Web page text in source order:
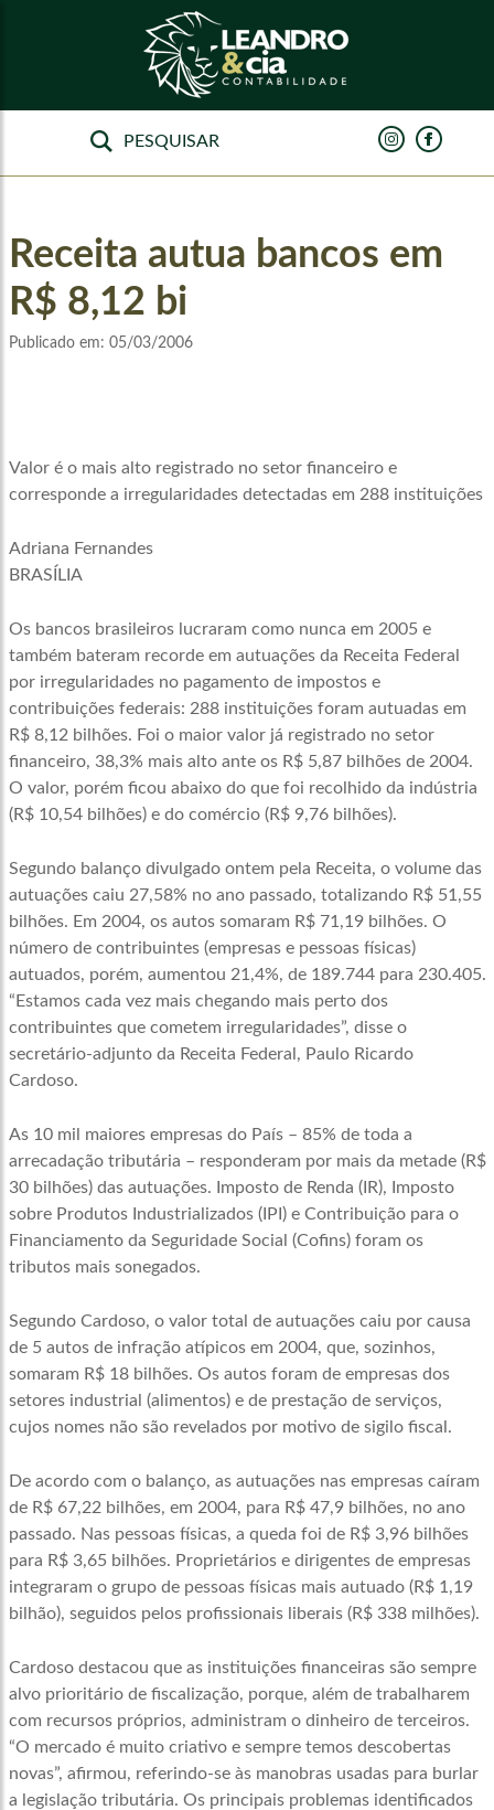
Receita autua bancos em
R$ 8,12 bi
Publicado em: 05/03/2006
Valor é o mais alto registrado no setor financeiro e
corresponde a irregularidades detectadas em 288 instituições
Adriana Fernandes
BRASÍLIA
Os bancos brasileiros lucraram como nunca em 2005 e
também bateram recorde em autuações da Receita Federal
por irregularidades no pagamento de impostos e
contribuições federais: 288 instituições foram autuadas em
R$ 8,12 bilhões. Foi o maior valor já registrado no setor
financeiro, 38,3% mais alto ante os R$ 5,87 bilhões de 2004.
O valor, porém ficou abaixo do que foi recolhido da indústria
(R$ 10,54 bilhões) e do comércio (R$ 9,76 bilhões).
Segundo balanço divulgado ontem pela Receita, o volume das
autuações caiu 27,58% no ano passado, totalizando R$ 51,55
bilhões. Em 2004, os autos somaram R$ 71,19 bilhões. O
número de contribuintes (empresas e pessoas físicas)
autuados, porém, aumentou 21,4%, de 189.744 para 230.405.
“Estamos cada vez mais chegando mais perto dos
contribuintes que cometem irregularidades”, disse o
secretário-adjunto da Receita Federal, Paulo Ricardo
Cardoso.
As 10 mil maiores empresas do País – 85% de toda a
arrecadação tributária – responderam por mais da metade (R$
30 bilhões) das autuações. Imposto de Renda (IR), Imposto
sobre Produtos Industrializados (IPI) e Contribuição para o
Financiamento da Seguridade Social (Cofins) foram os
tributos mais sonegados.
Segundo Cardoso, o valor total de autuações caiu por causa
de 5 autos de infração atípicos em 2004, que, sozinhos,
somaram R$ 18 bilhões. Os autos foram de empresas dos
setores industrial (alimentos) e de prestação de serviços,
cujos nomes não são revelados por motivo de sigilo fiscal.
De acordo com o balanço, as autuações nas empresas caíram
de R$ 67,22 bilhões, em 2004, para R$ 47,9 bilhões, no ano
passado. Nas pessoas físicas, a queda foi de R$ 3,96 bilhões
para R$ 3,65 bilhões. Proprietários e dirigentes de empresas
integraram o grupo de pessoas físicas mais autuado (R$ 1,19
bilhão), seguidos pelos profissionais liberais (R$ 338 milhões).
Cardoso destacou que as instituições financeiras são sempre
alvo prioritário de fiscalização, porque, além de trabalharem
com recursos próprios, administram o dinheiro de terceiros.
“O mercado é muito criativo e sempre temos descobertas
novas”, afirmou, referindo-se às manobras usadas para burlar
a legislação tributária. Os principais problemas identificados